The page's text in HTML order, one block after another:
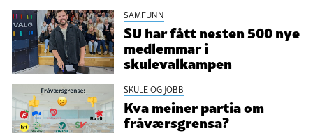
SAMFUNN
SU har fått nesten 500 nye
medlemmar i
skulevalkampen
SKULE OG JOBB
Kva meiner partia om
fråværsgrensa?